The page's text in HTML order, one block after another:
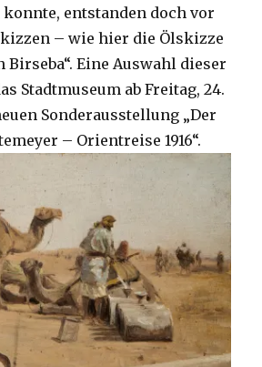
entstanden doch vor
– wie hier die Ölskizze
Birseba“. Eine Auswahl dieser
Stadtmuseum ab Freitag, 24.
Sonderausstellung „Der
– Orientreise 1916“.